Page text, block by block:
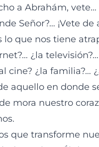
a Abrahám,
Señor?… ¡Vete
lo que nos tiene
¿la
cine? ¿la familia?…
aquello en donde
mora nuestro
que transforme